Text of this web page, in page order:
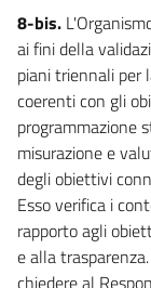
8-bis.
ai fini della
piani triennali per
coerenti con gli
programmazione
misurazione e
degli obiettivi
Esso verifica i
rapporto agli
e alla
chiedere al